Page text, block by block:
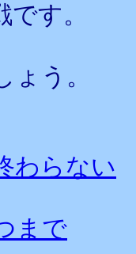
す。
う。
わらない
まで